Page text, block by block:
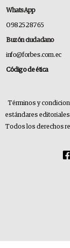
WhatsApp
0982528765
Buzón ciudadano
info@forbes.com.ec
Código de ética
Términos y
estándares editoriales
Todos los derechos